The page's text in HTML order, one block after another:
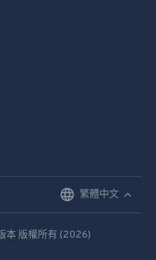
繁體中文
本 版權所有 (2026)